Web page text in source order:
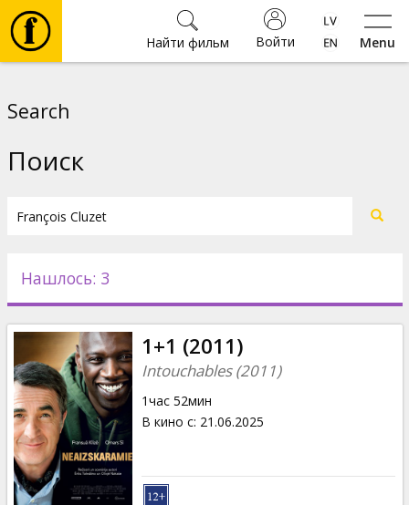
Menu
Войти
Найти фильм
Новости
Подарки
Кинозакуски
B2B
Search
Поиск
Нашлось: 3
1+1 (2011)
Intouchables (2011)
1час 52мин
В кино с: 21.06.2025